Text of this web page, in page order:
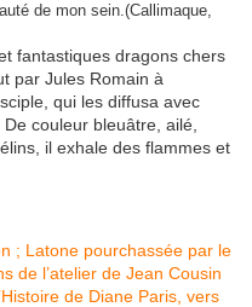
de mon sein.(Callimaque,
fantastiques dragons chers
par Jules Romain à
qui les diffusa avec
couleur bleuâtre, ailé,
il exhale des flammes et